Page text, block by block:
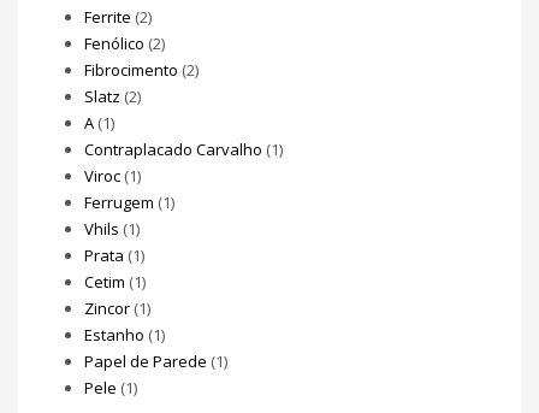
Ferrite (2)
Fenólico (2)
Fibrocimento (2)
Slatz (2)
A (1)
Contraplacado Carvalho (1)
Viroc (1)
Ferrugem (1)
Vhils (1)
Prata (1)
Cetim (1)
Zincor (1)
Estanho (1)
Papel de Parede (1)
Pele (1)